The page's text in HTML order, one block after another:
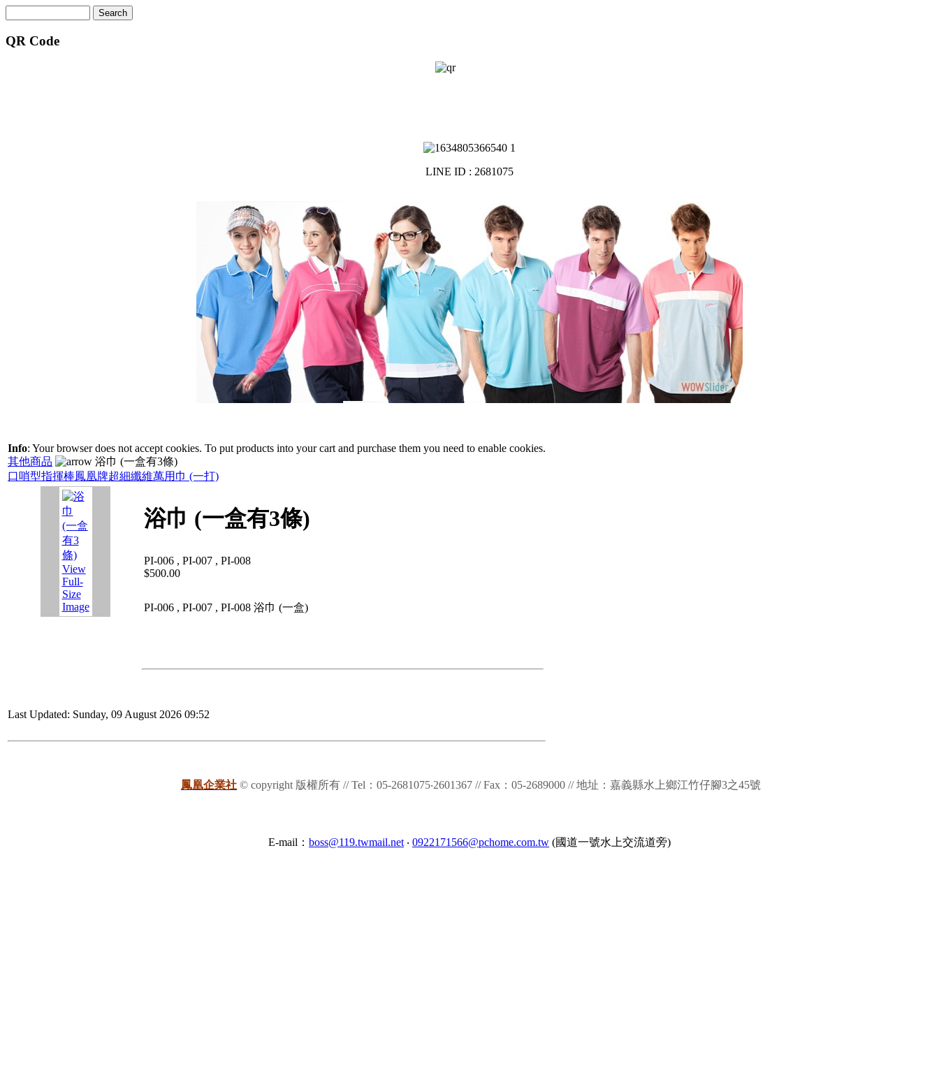
QR Code
LINE ID : 2681075
Info: Your browser does not accept cookies. To put products into your cart and purchase them you need to enable cookies.
其他商品
浴巾 (一盒有3條)
口哨型指揮棒鳳凰牌超細纖維萬用巾 (一打)
View
Full-
Size
Image
浴巾 (一盒有3條)
PI-006 , PI-007 , PI-008
$500.00
PI-006 , PI-007 , PI-008 浴巾 (一盒)
Last Updated: Sunday, 09 August 2026 09:52
鳳凰企業社 © copyright 版權所有 // Tel：05-2681075‧2601367 // Fax：05-2689000 // 地址：嘉義縣水上鄉江竹仔腳3之45號
E-mail： boss@119.twmail.net ‧ 0922171566@pchome.com.tw (國道一號水上交流道旁)